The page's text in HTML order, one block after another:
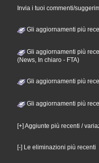
Invia i tuoi commenti/
Gli aggiornamenti più
Gli aggiornamenti più
(News, In chiaro - FTA)
Gli aggiornamenti più
Gli aggiornamenti più
[+] Aggiunte più recenti /
[-] Le eliminazioni più recenti